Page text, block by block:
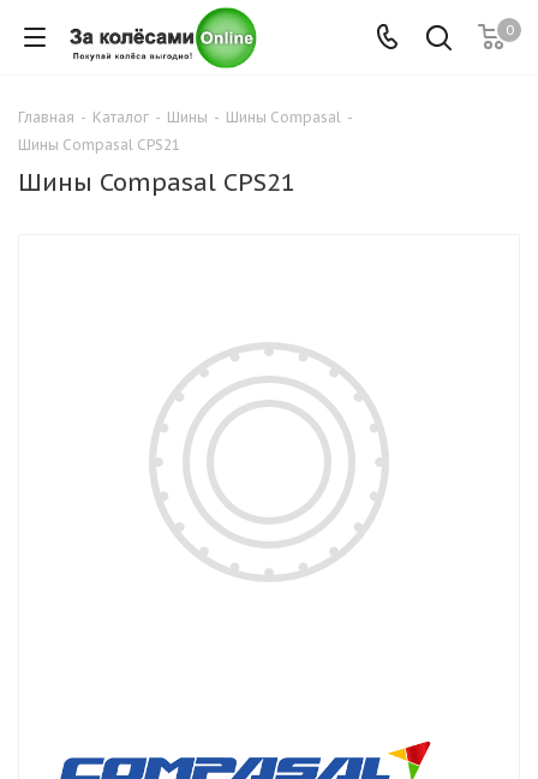
0
Главная - Каталог - Шины - Шины Compasal -
Шины Compasal CPS21
Шины Compasal CPS21